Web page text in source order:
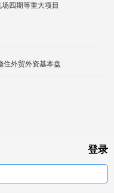
四期等重大项目
住外贸外资基本盘
登录